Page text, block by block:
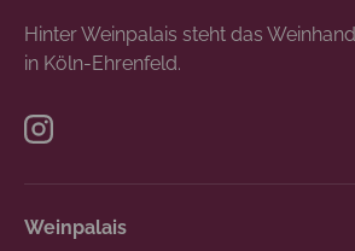
Hinter Weinpalais steht das
in Köln-Ehrenfeld.
Instagram
Weinpalais